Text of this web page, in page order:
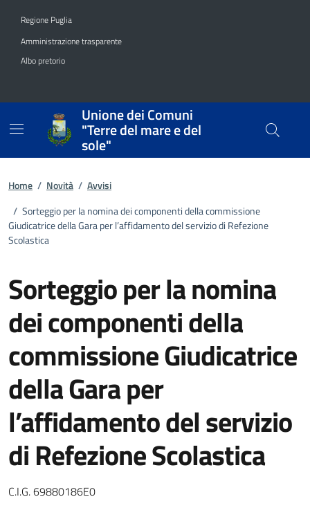
Regione Puglia
Amministrazione trasparente
Albo pretorio
Unione dei Comuni
"Terre del mare e del
sole"
Home / Novità / Avvisi
/ Sorteggio per la nomina dei componenti della commissione
Giudicatrice della Gara per l’affidamento del servizio di Refezione
Scolastica
Sorteggio per la nomina
dei componenti della
commissione Giudicatrice
della Gara per
l’affidamento del servizio
di Refezione Scolastica
Dettagli della notizia
C.I.G. 69880186E0